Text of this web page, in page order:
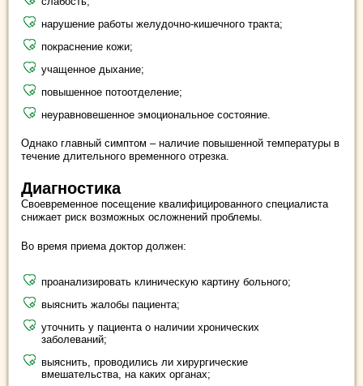
нарушение работы желудочно-кишечного тракта;
покраснение кожи;
учащенное дыхание;
повышенное потоотделение;
неуравновешенное эмоциональное состояние.
Однако главный симптом – наличие повышенной температуры в
течение длительного временного отрезка.
Диагностика
Своевременное посещение квалифицированного специалиста
снижает риск возможных осложнений проблемы.
Во время приема доктор должен:
проанализировать клиническую картину больного;
выяснить жалобы пациента;
уточнить у пациента о наличии хронических
заболеваний;
выяснить, проводились ли хирургические
вмешательства, на каких органах;